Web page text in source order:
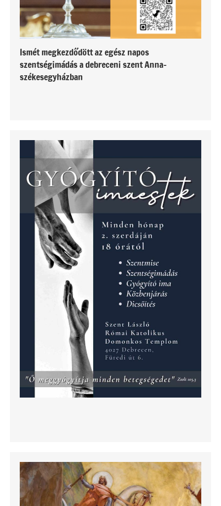
Ismét megkezdődött az egész napos
szentségimádás a debreceni szent Anna-
székesegyházban